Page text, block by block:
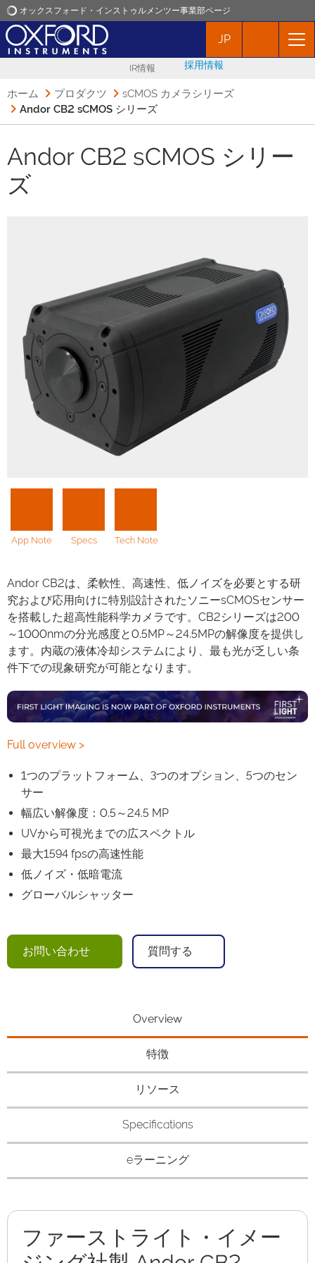
オックスフォード・インストゥルメンツー事業部ページ
オックスフォード・インストゥルメンツ
プロダクト
ニュース
JP
IR情報 採用情報
ホーム プロダクツ
sCMOS カメラシリーズ
Andor CB2 sCMOS シリーズ
Andor CB2 sCMOS シリー
ズ
App Note Specs Tech Note
Andor CB2は、柔軟性、高速性、低ノイズを必要とする研
究および応用向けに特別設計されたソニーsCMOSセンサー
を搭載した超高性能科学カメラです。CB2シリーズは200
～1000nmの分光感度と0.5MP～24.5MPの解像度を提供し
ます。内蔵の液体冷却システムにより、最も光が乏しい条
件下での現象研究が可能となります。
Full overview >
1つのプラットフォーム、3つのオプション、5つのセン
サー
幅広い解像度：0.5～24.5 MP
UVから可視光までの広スペクトル
最大1594 fpsの高速性能
低ノイズ・低暗電流
グローバルシャッター
お問い合わせ 質問する
Overview
特徴
リソース
Specifications
eラーニング
ファーストライト・イメー